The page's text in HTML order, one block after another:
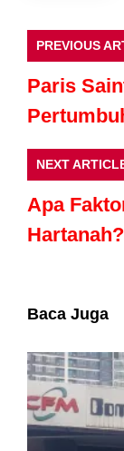
PREVIOUS
Paris
NEXT
Apa
Hartanah?
Baca Juga